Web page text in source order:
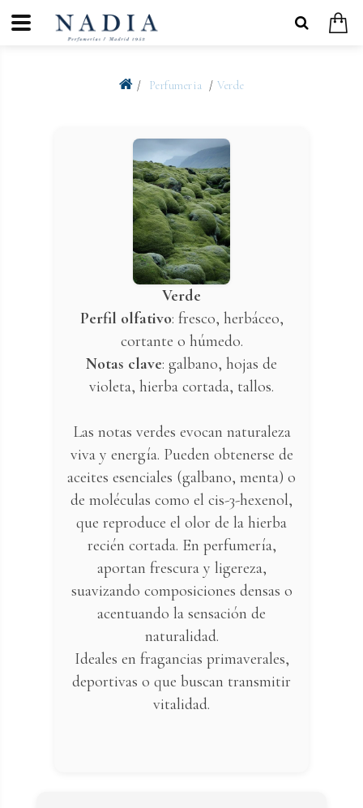
Perfumeria Verde
Verde
Perfil olfativo: fresco, herbáceo,
cortante o húmedo.
Notas clave: galbano, hojas de
violeta, hierba cortada, tallos.
Las notas verdes evocan naturaleza
viva y energía. Pueden obtenerse de
aceites esenciales (galbano, menta) o
de moléculas como el cis-3-hexenol,
que reproduce el olor de la hierba
recién cortada. En perfumería,
aportan frescura y ligereza,
suavizando composiciones densas o
acentuando la sensación de
naturalidad.
Ideales en fragancias primaverales,
deportivas o que buscan transmitir
vitalidad.